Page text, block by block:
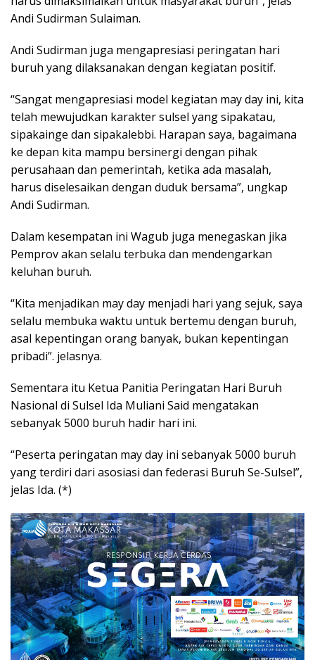
Andi Sudirman Sulaiman.
Andi Sudirman juga mengapresiasi peringatan hari
buruh yang dilaksanakan dengan kegiatan positif.
“Sangat mengapresiasi model kegiatan may day ini, kita
telah mewujudkan karakter sulsel yang sipakatau,
sipakainge dan sipakalebbi. Harapan saya, bagaimana
ke depan kita mampu bersinergi dengan pihak
perusahaan dan pemerintah, ketika ada masalah,
harus diselesaikan dengan duduk bersama”, ungkap
Andi Sudirman.
Dalam kesempatan ini Wagub juga menegaskan jika
Pemprov akan selalu terbuka dan mendengarkan
keluhan buruh.
“Kita menjadikan may day menjadi hari yang sejuk, saya
selalu membuka waktu untuk bertemu dengan buruh,
asal kepentingan orang banyak, bukan kepentingan
pribadi”. jelasnya.
Sementara itu Ketua Panitia Peringatan Hari Buruh
Nasional di Sulsel Ida Muliani Said mengatakan
sebanyak 5000 buruh hadir hari ini.
“Peserta peringatan may day ini sebanyak 5000 buruh
yang terdiri dari asosiasi dan federasi Buruh Se-Sulsel”,
jelas Ida. (*)